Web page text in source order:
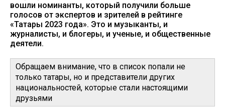
вошли номинанты, который получили больше
голосов от экспертов и зрителей в рейтинге
«Татары 2023 года». Это и музыканты, и
журналисты, и блогеры, и ученые, и общественные
деятели.
Обращаем внимание, что в список попали не
только татары, но и представители других
национальностей, которые стали настоящими
друзьями